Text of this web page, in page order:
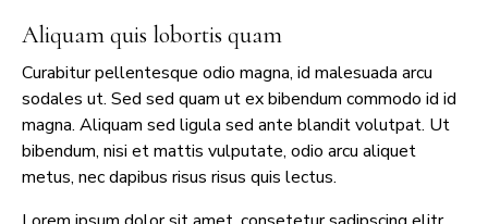
Aliquam quis lobortis quam
Curabitur pellentesque odio magna, id malesuada arcu
sodales ut. Sed sed quam ut ex bibendum commodo id id
magna. Aliquam sed ligula sed ante blandit volutpat. Ut
bibendum, nisi et mattis vulputate, odio arcu aliquet
metus, nec dapibus risus risus quis lectus.